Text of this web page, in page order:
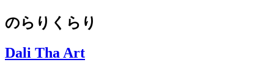
のらりくらり
Dali Tha Art